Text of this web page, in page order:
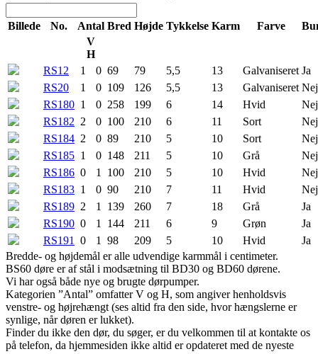
Billede No. Antal Bred Højde Tykkelse Karm Farve
V
H
RS12
1 0 69 79 5,5 13 Galvaniseret Ja
RS20
1 0 109 126 5,5 13 Galvaniseret Nej
RS180 1 0 258 199 6 14 Hvid
Nej
RS182 2 0 100 210 6 11 Sort
Nej
RS184 2 0 89 210 5 10 Sort
Nej
RS185 1 0 148 211 5 10 Grå
Nej
RS186 0 1 100 210 5 10 Hvid
Nej
RS183 1 0 90 210 7 11 Hvid
Nej
RS189 2 1 139 260 7 18 Grå
Ja
RS190 0 1 144 211 6 9 Grøn
Ja
RS191
0 1 98 209 5 10 Hvid
Ja
Bredde- og højdemål er alle udvendige karmmål i centimeter.
BS60 døre er af stål i modsætning til BD30 og BD60 dørene.
Vi har også både nye og brugte dørpumper.
Kategorien ”Antal” omfatter V og H, som angiver henholdsvis
venstre- og højrehængt (ses altid fra den side, hvor hængslerne er
synlige, når døren er lukket).
Finder du ikke den dør, du søger, er du velkommen til at kontakte os
på telefon, da hjemmesiden ikke altid er opdateret med de nyeste